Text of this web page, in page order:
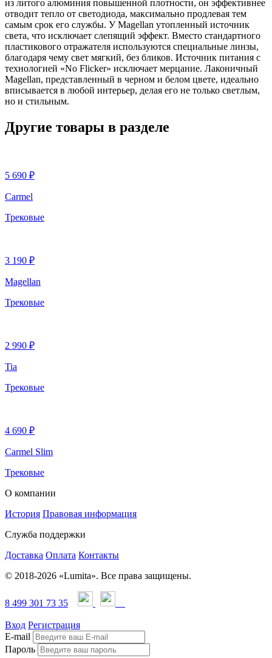
из литого алюминия повышенной плотности, он эффективнее
отводит тепло от светодиода, максимально продлевая тем
самым срок его службы. У Magellan утопленный источник
света, что исключает слепящий эффект. Вместо стандартного
пластикового отражателя используются специальные линзы,
благодаря чему свет мягкий, без бликов. Источник питания с
технологией «No Flicker» исключает мерцание. Лаконичный
Magellan, представленный в черном и белом цвете, идеально
вписывается в любой интерьер, делая его не только светлым,
но и стильным.
Другие товары в разделе
5 690 ₽
Carmel
Трековые
3 190 ₽
Magellan
Трековые
2 990 ₽
Tia
Трековые
4 690 ₽
Carmel Slim
Трековые
О компании
История Правовая информация
Служба поддержки
Доставка Оплата Контакты
© 2018-2026 «Lumita». Все права защищены.
8 499 301 73 35
Вход Регистрация
E-mail
Пароль